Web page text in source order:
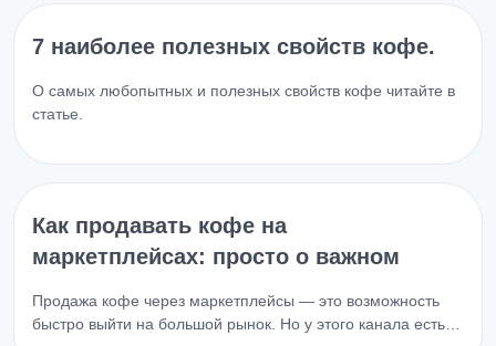
7 наиболее полезных свойств кофе.
О самых любопытных и полезных свойств кофе читайте в
статье.
Как продавать кофе на
маркетплейсах: просто о важном
Продажа кофе через маркетплейсы — это возможность
быстро выйти на большой рынок. Но у этого канала есть…